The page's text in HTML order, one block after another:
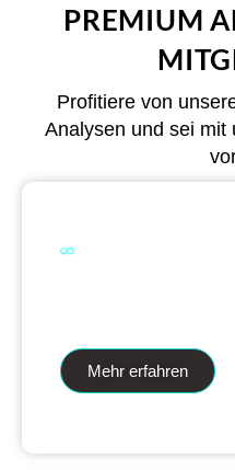
PREMIUM
Profitiere von
Analysen und sei mit
Mehr erfahren